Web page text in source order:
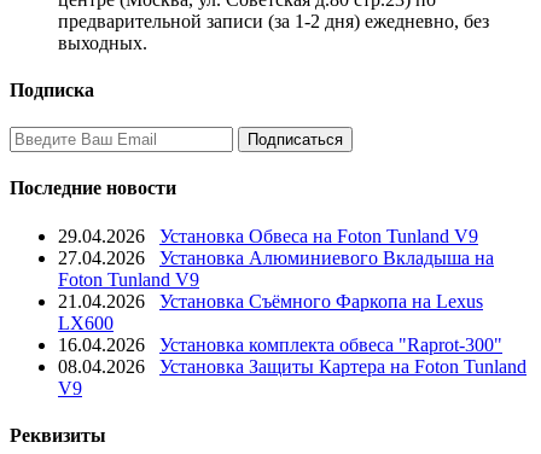
предварительной записи (за 1-2 дня) ежедневно, без
выходных.
Подписка
Последние новости
29.04.2026
Установка Обвеса на Foton Tunland V9
27.04.2026
Установка Алюминиевого Вкладыша на
Foton Tunland V9
21.04.2026
Установка Съёмного Фаркопа на Lexus
LX600
16.04.2026
Установка комплекта обвеса "Raprot-300"
08.04.2026
Установка Защиты Картера на Foton Tunland
V9
Реквизиты